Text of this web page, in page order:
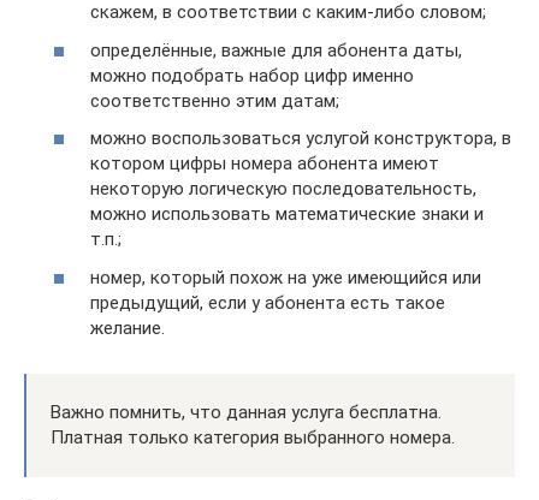
скажем, в соответствии с каким-либо словом;
определённые, важные для абонента даты,
можно подобрать набор цифр именно
соответственно этим датам;
можно воспользоваться услугой конструктора, в
котором цифры номера абонента имеют
некоторую логическую последовательность,
можно использовать математические знаки и
т.п.;
номер, который похож на уже имеющийся или
предыдущий, если у абонента есть такое
желание.
Важно помнить, что данная услуга бесплатна.
Платная только категория выбранного номера.